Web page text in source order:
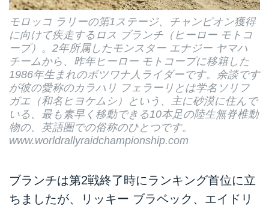
モロッコ ラリーの第1ステージ、チャンピオン獲得
に向けて疾走するロス ブランチ（ヒーロー モトコ
ープ）。2年所属したモンスター エナジー ヤマハ
チームから、昨年ヒーロー モトコープに移籍した
1986年生まれのボツワナ人ライダーです。余談です
が彼の愛称のカラハリ フェラーリとは学名ソリフ
ガエ（和名ヒヨケムシ）という、主に砂漠に住んで
いる、最も素早く移動できる10本足の陸生無脊椎動
物の、英語圏での俗称のひとつです。
www.worldrallyraidchampionship.com
ブランチは第2戦終了時にランキング首位に立
ちましたが、リッキー ブラベック、エイドリ